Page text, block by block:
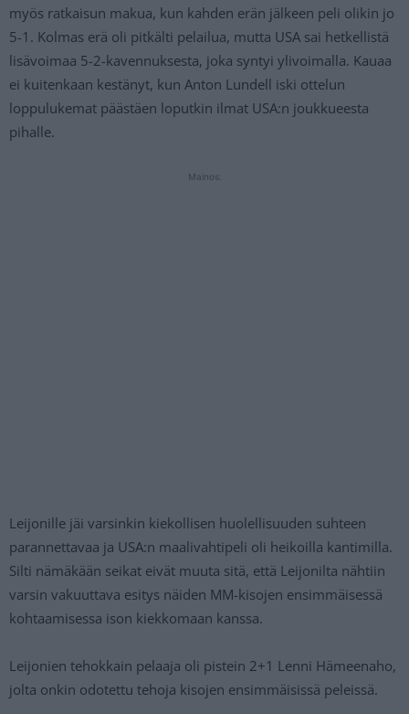
myös ratkaisun makua, kun kahden erän jälkeen peli olikin jo
5-1. Kolmas erä oli pitkälti pelailua, mutta USA sai hetkellistä
lisävoimaa 5-2-kavennuksesta, joka syntyi ylivoimalla. Kauaa
ei kuitenkaan kestänyt, kun Anton Lundell iski ottelun
loppulukemat päästäen loputkin ilmat USA:n joukkueesta
pihalle.
Mainos:
Leijonille jäi varsinkin kiekollisen huolellisuuden suhteen
parannettavaa ja USA:n maalivahtipeli oli heikoilla kantimilla.
Silti nämäkään seikat eivät muuta sitä, että Leijonilta nähtiin
varsin vakuuttava esitys näiden MM-kisojen ensimmäisessä
kohtaamisessa ison kiekkomaan kanssa.
Leijonien tehokkain pelaaja oli pistein 2+1 Lenni Hämeenaho,
jolta onkin odotettu tehoja kisojen ensimmäisissä peleissä.